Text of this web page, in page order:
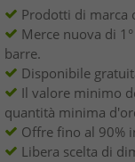
Prodotti di marca
Merce nuova di
barre.
Disponibile
Il valore minimo
quantità minima
Offre fino al 90%
Libera scelta di